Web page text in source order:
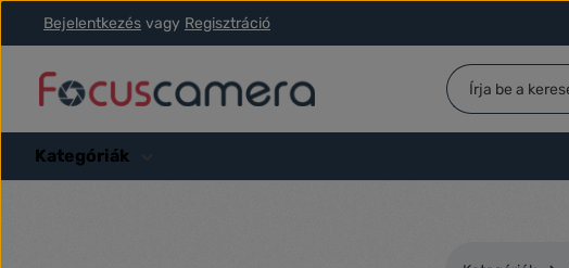
a fő tartalomra
Ugrás a kereséshez
Ugrás a fő navigációhoz
Bejelentkezés vagy Regisztráció
Kategóriák